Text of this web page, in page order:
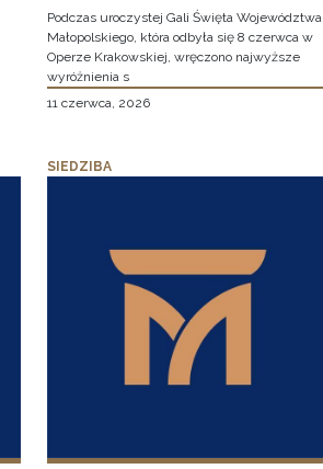
Podczas uroczystej Gali Święta Województwa
Małopolskiego, która odbyła się 8 czerwca w
Operze Krakowskiej, wręczono najwyższe
wyróżnienia s
11 czerwca, 2026
SIEDZIBA